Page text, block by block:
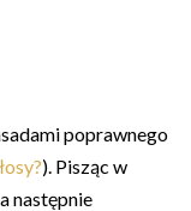
poprawnego
). Pisząc w
następnie